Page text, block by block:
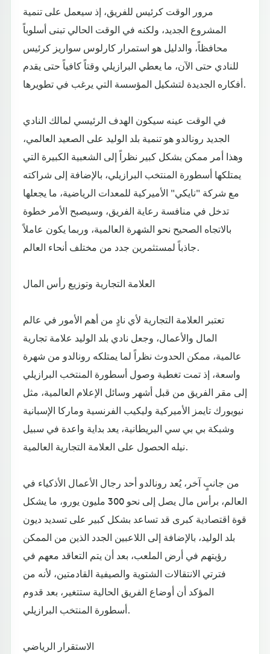
مرور الوقت كرئيس للفريق، إذ سيعمل على تنمية
المشروع الجديد، ولكنه في الوقت الحالي تبنى أسلوباً
محافظاً، والدليل هو استمرار كارلوس سواريز كرئيس
للنادي حتى الآن، ما يعطي البرازيلي وقتاً كافياً حتى يقدم
أفكاره الجديدة لتشكيل المؤسسة التي يرغب في تطويرها.
في الوقت عينه سيكون الهدف الرئيسي لمالك النادي
الجديد رونالدو هو تنمية بلد الوليد على الصعيد العالمي،
وهذا أمر ممكن بشكل كبير نظراً إلى الشعبية الكبيرة التي
يمتلكها أسطورة المنتخب البرازيلي، بالإضافة إلى شراكته
مع شركة "نايكي" الأميركية للمعدات الرياضية، ما يجعلها
تدخل في منافسة رعاية الفريق، وسيصبح الأمر خطوة
بالاتجاه الصحيح نحو الشهرة العالمية، وربما يكون عاملاً
جاذباً لمستثمرين جدد من مختلف أنحاء العالم.
العلامة التجارية وتوزيع رأس المال
تعتبر العلامة التجارية لأي نادٍ من أهم الأمور في عالم
المال والأعمال، وجعل نادي بلد الوليد علامة تجارية
عالمية، ممكن الحدوث نظراً لما يمتلكه رونالدو من شهرة
واسعة، إذ تمت تغطية وصول أسطورة المنتخب البرازيلي
إلى مقر الفريق من قبل أشهر وسائل الإعلام العالمية، مثل
نيويورك تايمز الأميركية وليكيب الفرنسية وماركا الإسبانية
وشبكة بي بي سي البريطانية، يعد بداية واعدة في سبيل
نيله الحصول على العلامة التجارية العالمية.
من جانبٍ آخر، يُعد رونالدو أحد رجال الأعمال الأذكياء في
العالم، برأس مال يصل إلى نحو 300 مليون يورو، ما يشكل
قوة اقتصادية كبرى قد تساعد بشكل كبير على تسديد ديون
بلد الوليد، بالإضافة إلى اللاعبين الجدد الذين من الممكن
رؤيتهم في أرض الملعب، بعد أن يتم التعاقد معهم في
فترتي الانتقالات الشتوية والصيفية القادمتين، لأنه من
المؤكد أن أوضاع الفريق الحالية ستتغير، بعد قدوم
أسطورة المنتخب البرازيلي.
الاستقرار الرياضي